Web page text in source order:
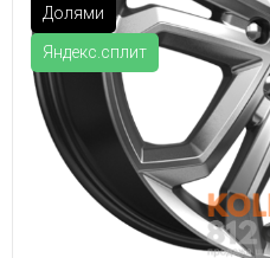
Долями
Яндекс.сплит